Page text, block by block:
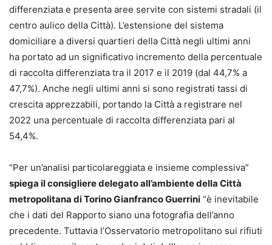
differenziata e presenta aree servite con sistemi stradali (il
centro aulico della Città). L’estensione del sistema
domiciliare a diversi quartieri della Città negli ultimi anni
ha portato ad un significativo incremento della percentuale
di raccolta differenziata tra il 2017 e il 2019 (dal 44,7% a
47,7%). Anche negli ultimi anni si sono registrati tassi di
crescita apprezzabili, portando la Città a registrare nel
2022 una percentuale di raccolta differenziata pari al
54,4%.
“Per un’analisi particolareggiata e insieme complessiva”
spiega il consigliere delegato all’ambiente della Città
metropolitana di Torino Gianfranco Guerrini “è inevitabile
che i dati del Rapporto siano una fotografia dell’anno
precedente. Tuttavia l’Osservatorio metropolitano sui rifiuti